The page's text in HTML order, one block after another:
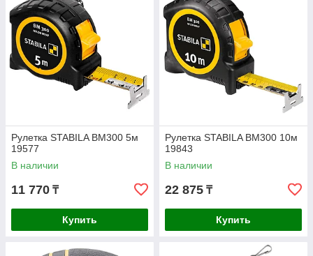
Рулетка STABILA BM300 5м
19577
В наличии
11 770 ₸
Купить
Рулетка STABILA BM300 10м
19843
В наличии
22 875 ₸
Купить